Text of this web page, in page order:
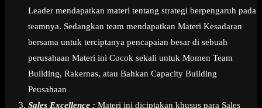
Leader mendapatkan materi tentang strategi berpengaruh pada
teamnya. Sedangkan team mendapatkan Materi Kesadaran
bersama untuk terciptanya pencapaian besar di sebuah
perusahaan Materi ini Cocok sekali untuk Momen Team
Building, Rakernas, atau Bahkan Capacity Building
Peusahaan
Sales Excellence : Materi ini diciptakan khusus para Sales